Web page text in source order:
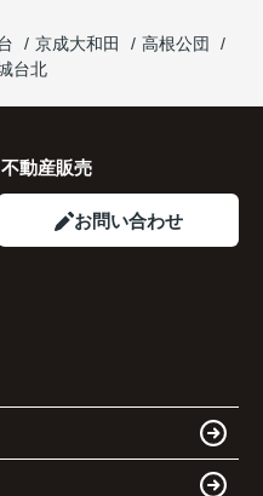
京成大和田
高根公団
台北
動産販売
お問い合わせ